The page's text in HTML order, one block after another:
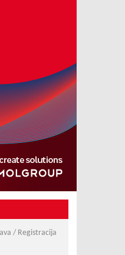
/ Registracija